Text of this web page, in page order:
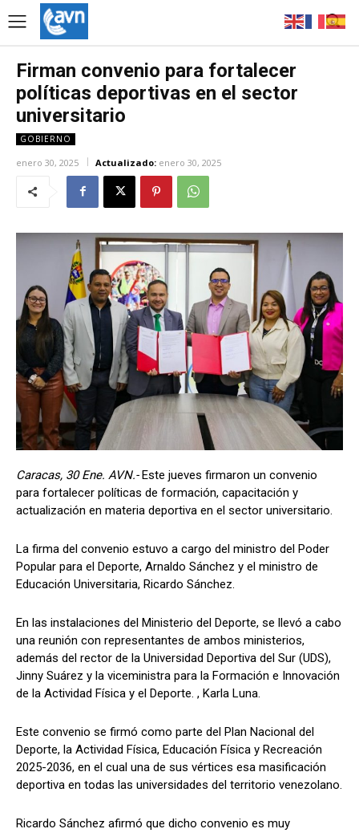
Firman convenio para fortalecer
políticas deportivas en el sector
universitario
GOBIERNO
enero 30, 2025 Actualizado: enero 30, 2025
Caracas, 30 Ene. AVN.-Este jueves firmaron un convenio
para fortalecer políticas de formación, capacitación y
actualización en materia deportiva en el sector universitario.
La firma del convenio estuvo a cargo del ministro del Poder
Popular para el Deporte, Arnaldo Sánchez y el ministro de
Educación Universitaria, Ricardo Sánchez.
En las instalaciones del Ministerio del Deporte, se llevó a cabo
una reunión con representantes de ambos ministerios,
además del rector de la Universidad Deportiva del Sur (UDS),
Jinny Suárez y la viceministra para la Formación e Innovación
de la Actividad Física y el Deporte. , Karla Luna.
Este convenio se firmó como parte del Plan Nacional del
Deporte, la Actividad Física, Educación Física y Recreación
2025-2036, en el cual una de sus vértices esa masificación
deportiva en todas las universidades del territorio venezolano.
Ricardo Sánchez afirmó que dicho convenio es muy